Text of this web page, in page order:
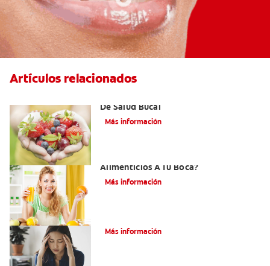
Artículos relacionados
De Salud Bucal
Más información
Alimenticios A Tu Boca?
Más información
Más información